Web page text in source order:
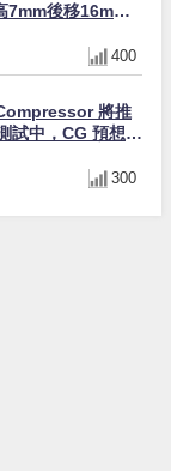
後移16mm
400
將推
試中，CG 預想曝
300